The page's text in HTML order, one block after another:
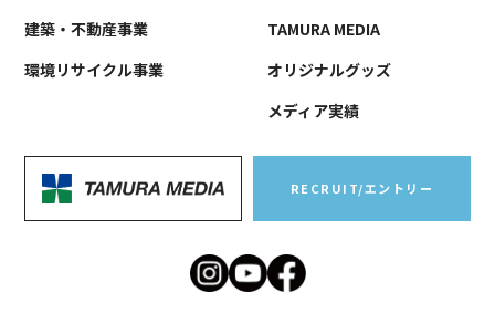
建築・不動産事業
環境リサイクル事業
TAMURA MEDIA
オリジナルグッズ
メディア実績
RECRUIT/エントリー